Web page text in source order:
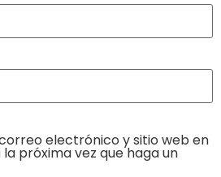
electrónico y sitio web en
próxima vez que haga un